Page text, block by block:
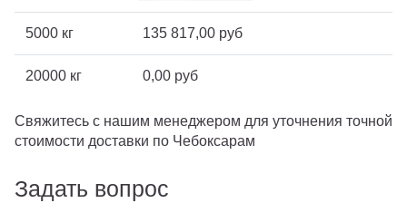
5000 кг 135 817,00 руб
20000 кг 0,00 руб
Свяжитесь с нашим менеджером для уточнения точной
стоимости доставки по Чебоксарам
Задать вопрос